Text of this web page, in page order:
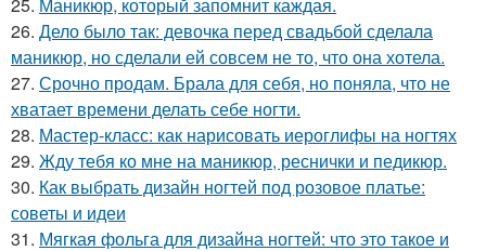
26. Дело было так: девочка перед свадьбой сделала
маникюр, но сделали ей совсем не то, что она хотела.
27. Срочно продам. Брала для себя, но поняла, что не
хватает времени делать себе ногти.
28. Мастер-класс: как нарисовать иероглифы на ногтях
29. Жду тебя ко мне на маникюр, реснички и педикюр.
30. Как выбрать дизайн ногтей под розовое платье:
советы и идеи
31. Мягкая фольга для дизайна ногтей: что это такое и